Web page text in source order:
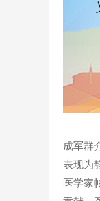
成军群
表现为
医学家